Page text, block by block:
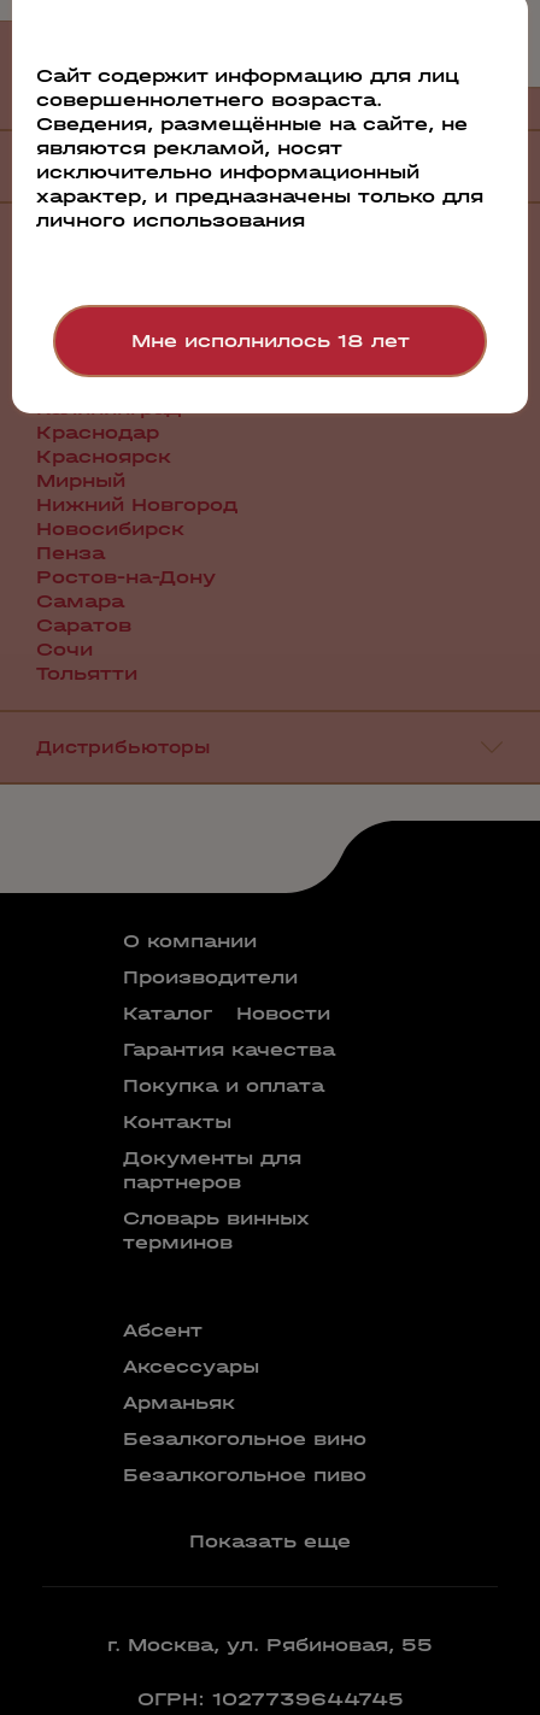
и дистрибьюторы
Филиалы
Волгоград
Воронеж
Екатеринбург
Иркутск
Калининград
Краснодар
Красноярск
Мирный
Нижний Новгород
Новосибирск
Пенза
Ростов-на-Дону
Самара
Саратов
Сочи
Тольятти
Дистрибьюторы
О компании
Производители
Каталог
Новости
Гарантия качества
Покупка и оплата
Контакты
Документы для
партнеров
Словарь винных
терминов
Абсент
Аксессуары
Арманьяк
Безалкогольное вино
Безалкогольное пиво
Показать еще
г. Москва, ул. Рябиновая, 55
ОГРН: 1027739644745
Сайт содержит информацию для лиц
совершеннолетнего возраста.
Сведения, размещённые на сайте, не
являются рекламой, носят
исключительно информационный
характер, и предназначены только для
личного использования
Мне исполнилось 18 лет